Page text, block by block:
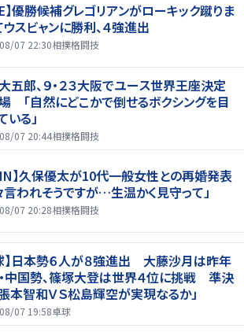
】優勝候補グレゴリアンがローキック蹴りま
ウスビャンに勝利、４強進出
07 22:30相撲格闘技
五郎、９・２３大阪でユース世界王座決定
「自然にどこかで倒せるボクシングを目
いる」
07 20:44相撲格闘技
】久保優太が10代一般女性との再婚発表
言われそうですが…生温かく見守って」
07 20:28相撲格闘技
】日本勢６人が８強進出 大藤沙月は昨年
中国勢、篠塚大登は世界４位に挑戦 準決
本智和ＶＳ松島輝空が実現なるか」
07 19:58卓球